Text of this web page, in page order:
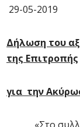
29-05-2019
Δήλωση του
της Επιτροπής
για την